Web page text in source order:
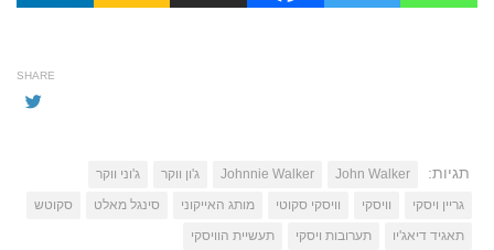
SHARE
תגיות: John Walker
Johnnie Walker ג'ון ווקר
ג'וני ווקר
גריין ויסקי
וויסקי וויסקי סקוטי מותג האייקוני סינגל מאלט
סקוטש
תאגיד דיאג'יו
תערובות ויסקי תעשיית הוויסקי